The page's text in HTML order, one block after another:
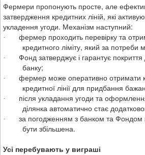
Фермери пропонують просте, але
затвердження кредитних ліній, які
укладення угоди. Механізм наступний:
·
фермер проходить перевірку та
кредитного ліміту, який за
·
Фонд затверджує і гарантує
банку;
·
фермер може оперативно отримати
кредитної лінії для придбання
·
після укладання угоди та
ділянка автоматично стає
·
за погодженням з банком та Фондом
бути збільшена.
Усі перебувають у виграші